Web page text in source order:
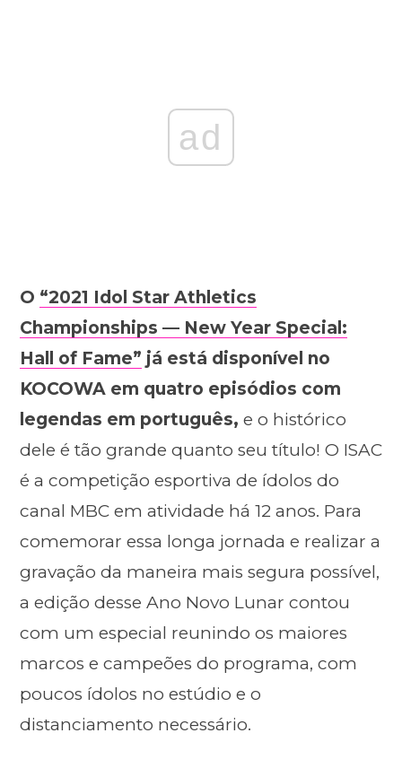
ad
O “2021 Idol Star Athletics
Championships — New Year Special:
Hall of Fame” já está disponível no
KOCOWA em quatro episódios com
legendas em português, e o histórico
dele é tão grande quanto seu título! O ISAC
é a competição esportiva de ídolos do
canal MBC em atividade há 12 anos. Para
comemorar essa longa jornada e realizar a
gravação da maneira mais segura possível,
a edição desse Ano Novo Lunar contou
com um especial reunindo os maiores
marcos e campeões do programa, com
poucos ídolos no estúdio e o
distanciamento necessário.